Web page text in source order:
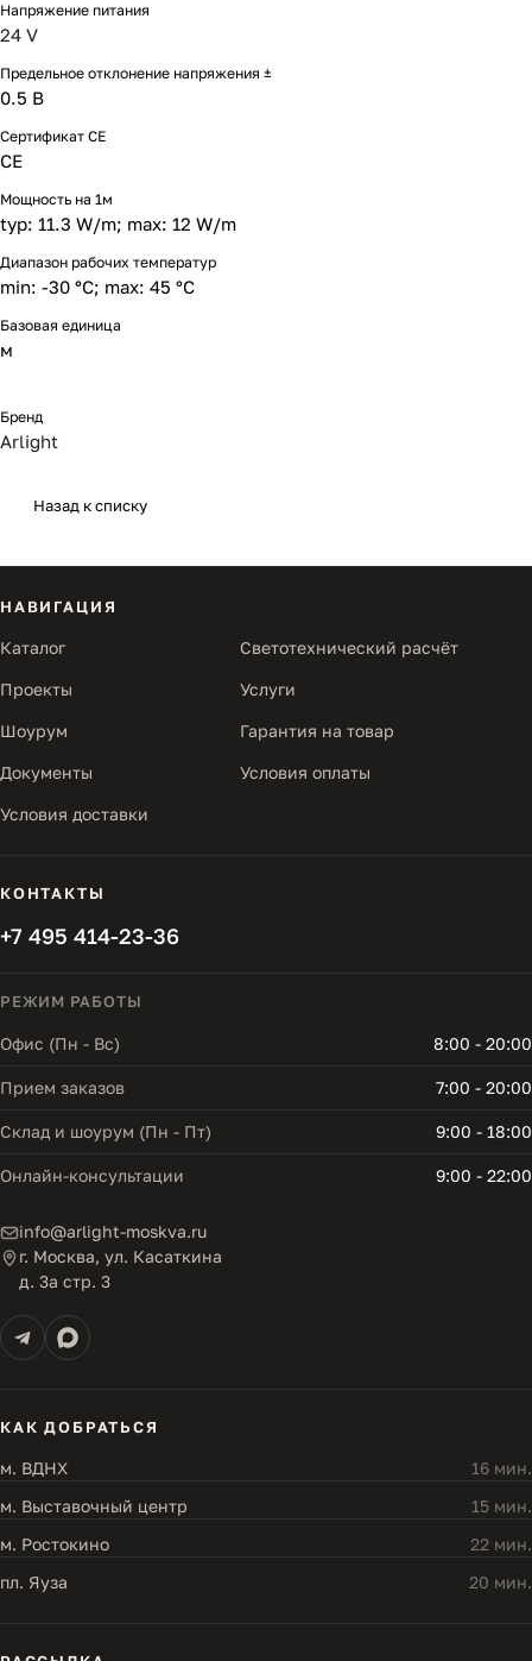
Напряжение питания
24 V
Предельное отклонение напряжения ±
0.5 В
Сертификат CE
CE
Мощность на 1м
typ: 11.3 W/m; max: 12 W/m
Диапазон рабочих температур
min: -30 °C; max: 45 °C
Базовая единица
м
Бренд
Arlight
Назад к списку
НАВИГАЦИЯ
Каталог Светотехнический расчёт
Проекты Услуги
Шоурум Гарантия на товар
Документы Условия оплаты
Условия доставки
КОНТАКТЫ
+7 495 414-23-36
РЕЖИМ РАБОТЫ
Офис (Пн - Вс) 8:00 - 20:00
Прием заказов 7:00 - 20:00
Склад и шоурум (Пн - Пт) 9:00 - 18:00
Онлайн-консультации 9:00 - 22:00
info@arlight-moskva.ru
г. Москва, ул. Касаткина
д. 3а стр. 3
КАК ДОБРАТЬСЯ
м. ВДНХ
16 мин.
м. Выставочный центр
15 мин.
м. Ростокино
22 мин.
пл. Яуза
20 мин.